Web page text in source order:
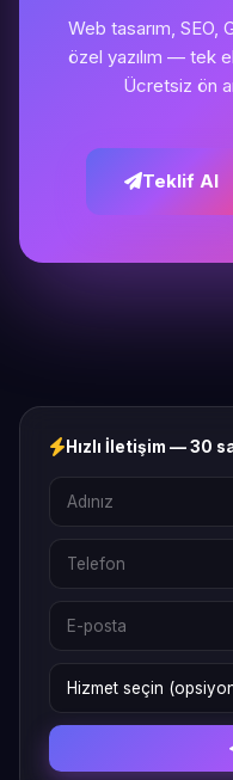
Web tasarım,
özel yazılım — tek
Ücretsiz ön
Teklif Al
Hızlı İletişim — 30